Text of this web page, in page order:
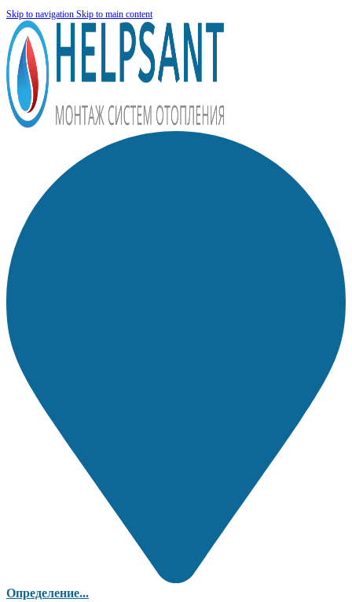
Skip to navigation Skip to main content
Определение...